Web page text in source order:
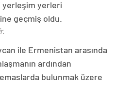
yerleşim yerleri
geçmiş oldu.
ile Ermenistan arasında
ardından
bulunmak üzere